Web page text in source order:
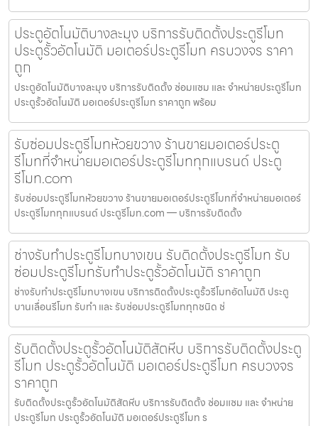
ประตูอัตโนมัติบางละมุง บริการรับติดตั้งประตูรีโมท
ประตูรั้วอัตโนมัติ มอเตอร์ประตูรีโมท ครบวงจร ราคา
ถูก
ประตูอัตโนมัติบางละมุง บริการรับติดตั้ง ซ่อมแซม และ จำหน่ายประตูรีโมท
ประตูรั้วอัตโนมัติ มอเตอร์ประตูรีโมท ราคาถูก พร้อม
รับซ่อมประตูรีโมทห้วยขวาง ร้านขายมอเตอร์ประตู
รีโมทที่จำหน่ายมอเตอร์ประตูรีโมททุกแบรนด์ ประตู
รีโมท.com
รับซ่อมประตูรีโมทห้วยขวาง ร้านขายมอเตอร์ประตูรีโมทที่จำหน่ายมอเตอร์
ประตูรีโมททุกแบรนด์ ประตูรีโมท.com — บริการรับติดตั้ง
ช่างรับทำประตูรีโมทบางเขน รับติดตั้งประตูรีโมท รับ
ซ่อมประตูรีโมทรับทำประตูรั้วอัตโนมัติ ราคาถูก
ช่างรับทำประตูรีโมทบางเขน บริการติดตั้งประตูรั้วรีโมทอัตโนมัติ ประตู
บานเลื่อนรีโมท รับทำ และ รับซ่อมประตูรีโมททุกชนิด ช่
รับติดตั้งประตูรั้วอัตโนมัติสัตหีบ บริการรับติดตั้งประตู
รีโมท ประตูรั้วอัตโนมัติ มอเตอร์ประตูรีโมท ครบวงจร
ราคาถูก
รับติดตั้งประตูรั้วอัตโนมัติสัตหีบ บริการรับติดตั้ง ซ่อมแซม และ จำหน่าย
ประตูรีโมท ประตูรั้วอัตโนมัติ มอเตอร์ประตูรีโมท ร